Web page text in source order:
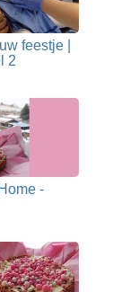
feestje |
2
-